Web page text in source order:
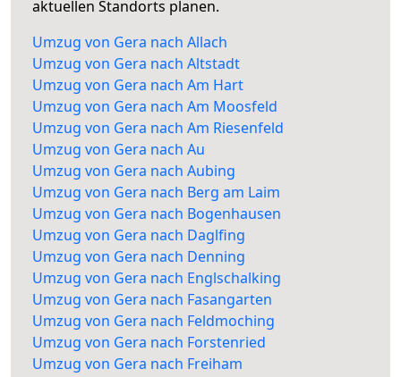
aktuellen Standorts planen.
Umzug von Gera nach Allach
Umzug von Gera nach Altstadt
Umzug von Gera nach Am Hart
Umzug von Gera nach Am Moosfeld
Umzug von Gera nach Am Riesenfeld
Umzug von Gera nach Au
Umzug von Gera nach Aubing
Umzug von Gera nach Berg am Laim
Umzug von Gera nach Bogenhausen
Umzug von Gera nach Daglfing
Umzug von Gera nach Denning
Umzug von Gera nach Englschalking
Umzug von Gera nach Fasangarten
Umzug von Gera nach Feldmoching
Umzug von Gera nach Forstenried
Umzug von Gera nach Freiham